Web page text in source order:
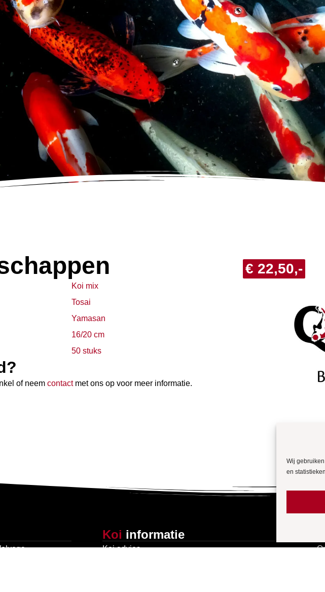
Wij
en
Koi mix
Tosai
Yamasan
16/20 cm
50 stuks
of neemcontactmet ons op voor meer informatie.
€ 22,50,-
Koi informatie
Koi advies